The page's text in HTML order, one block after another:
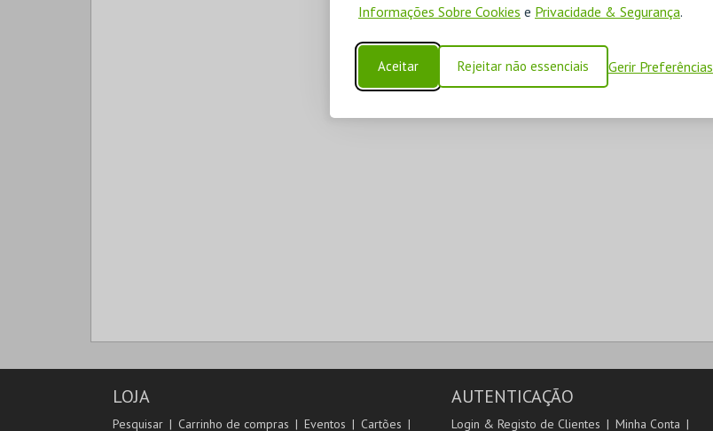
Informações Sobre Cookies e Privacidade & Segurança.
Aceitar Rejeitar não essenciais Gerir Preferências
LOJA
Pesquisar Carrinho de compras Eventos Cartões
AUTENTICAÇÃO
Login & Registo de Clientes Minha Conta